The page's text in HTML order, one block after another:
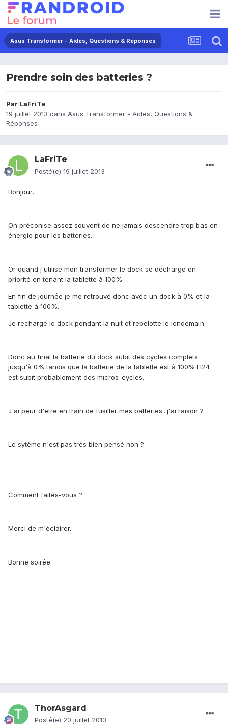
Asus Transformer - Aides, Questions & Réponses
Prendre soin des batteries ?
Par LaFriTe
19 juillet 2013 dans Asus Transformer - Aides, Questions &
Réponses
LaFriTe
Posté(e) 19 juillet 2013
Bonjour,
On préconise assez souvent de ne jamais descendre trop bas en
énergie pour les batteries.
Or quand j'utilise mon transformer le dock se décharge en
priorité en tenant la tablette à 100%.
En fin de journée je me retrouve donc avec un dock à 0% et la
tablette à 100%.
Je recharge le dock pendant la nuit et rebelotte le lendemain.
Donc au final la batterie du dock subit des cycles complets
jusqu'à 0% tandis que la batterie de la tablette est à 100% H24
est subit probablement des micros-cycles.
J'ai peur d'etre en train de fusiller mes batteries...j'ai raison ?
Le sytème n'est pas trés bien pensé non ?
Comment faites-vous ?
Merci de m'éclairer.
Bonne soirée.
ThorAsgard
Posté(e) 20 juillet 2013